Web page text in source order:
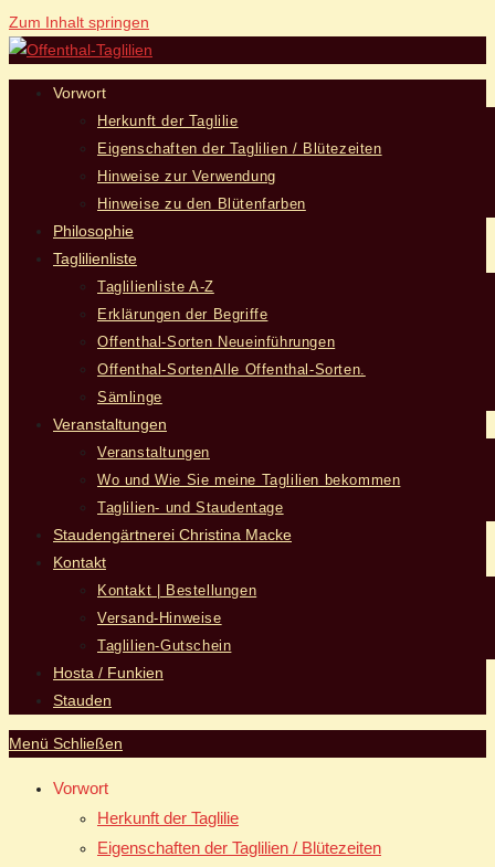
Zum Inhalt springen
Vorwort
Herkunft der Taglilie
Eigenschaften der Taglilien / Blütezeiten
Hinweise zur Verwendung
Hinweise zu den Blütenfarben
Philosophie
Taglilienliste
Taglilienliste A-Z
Erklärungen der Begriffe
Offenthal-Sorten Neueinführungen
Offenthal-SortenAlle Offenthal-Sorten.
Sämlinge
Veranstaltungen
Veranstaltungen
Wo und Wie Sie meine Taglilien bekommen
Taglilien- und Staudentage
Staudengärtnerei Christina Macke
Kontakt
Kontakt | Bestellungen
Versand-Hinweise
Taglilien-Gutschein
Hosta / Funkien
Stauden
Menü Schließen
Vorwort
Herkunft der Taglilie
Eigenschaften der Taglilien / Blütezeiten